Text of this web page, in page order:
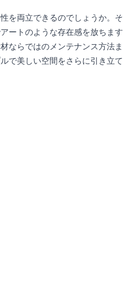
両立できるのでしょうか。
トのような存在感を放ちま
らではのメンテナンス方法
美しい空間をさらに引き立